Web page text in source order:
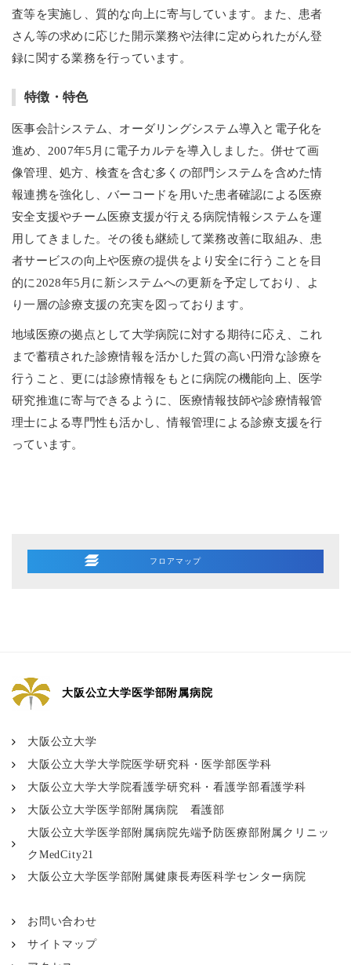
査等を実施し、質的な向上に寄与しています。また、患者
さん等の求めに応じた開示業務や法律に定められたがん登
録に関する業務を行っています。
特徴・特色
医事会計システム、オーダリングシステム導入と電子化を
進め、2007年5月に電子カルテを導入しました。併せて画
像管理、処方、検査を含む多くの部門システムを含めた情
報連携を強化し、バーコードを用いた患者確認による医療
安全支援やチーム医療支援が行える病院情報システムを運
用してきました。その後も継続して業務改善に取組み、患
者サービスの向上や医療の提供をより安全に行うことを目
的に2028年5月に新システムへの更新を予定しており、よ
り一層の診療支援の充実を図っております。
地域医療の拠点として大学病院に対する期待に応え、これ
まで蓄積された診療情報を活かした質の高い円滑な診療を
行うこと、更には診療情報をもとに病院の機能向上、医学
研究推進に寄与できるように、医療情報技師や診療情報管
理士による専門性も活かし、情報管理による診療支援を行
っています。
フロアマップ
大阪公立大学医学部附属病院
大阪公立大学
大阪公立大学大学院医学研究科・医学部医学科
大阪公立大学大学院看護学研究科・看護学部看護学科
大阪公立大学医学部附属病院 看護部
大阪公立大学医学部附属病院先端予防医療部附属クリニッ
クMedCity21
大阪公立大学医学部附属健康長寿医科学センター病院
お問い合わせ
サイトマップ